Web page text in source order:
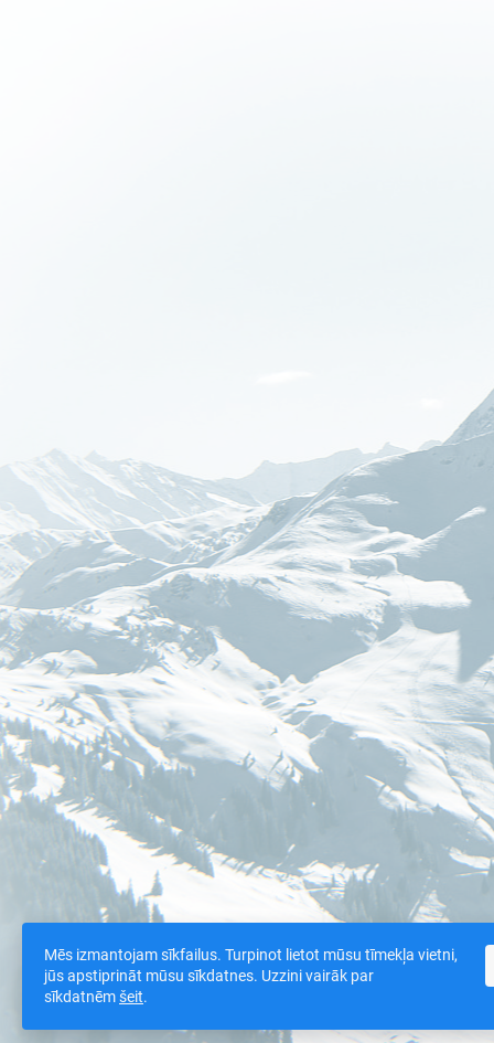
Mēs izmantojam sīkfailus. Turpinot lietot mūsu tīmekļa vietni,
jūs apstiprināt mūsu sīkdatnes. Uzzini vairāk par
sīkdatnēmšeit.